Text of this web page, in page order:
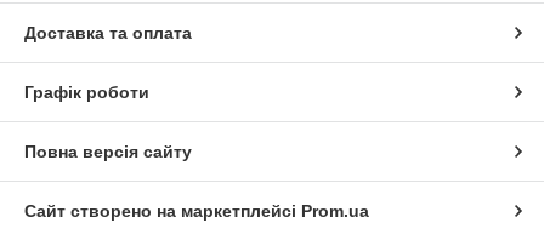
Доставка та оплата
Графік роботи
Повна версія сайту
Сайт створено на маркетплейсі Prom.ua